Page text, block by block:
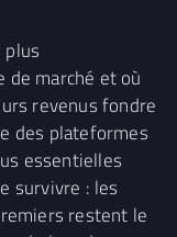
de marché et où
revenus fondre
des plateformes
essentielles
survivre : les
restent le